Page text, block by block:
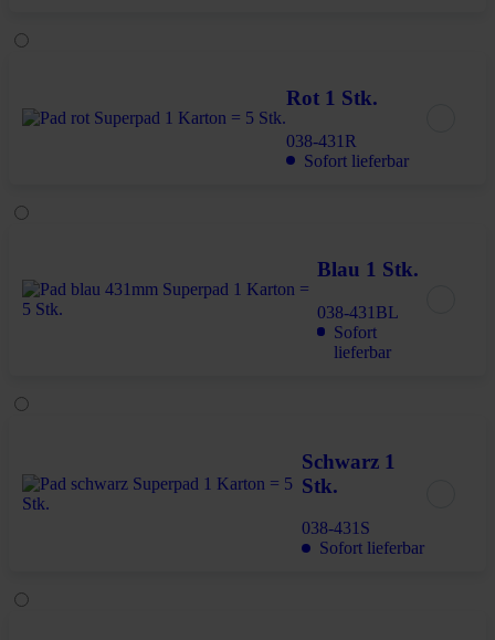
Rot 1 Stk.
038-431R
Sofort lieferbar
Blau 1 Stk.
038-431BL
Sofort
lieferbar
Schwarz 1
Stk.
038-431S
Sofort lieferbar